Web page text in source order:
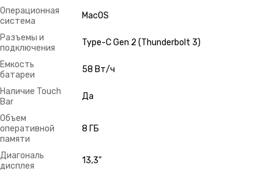
Операционная
система
MacOS
Разъемы и
подключения
Type-C Gen 2 (Thunderbolt 3)
Емкость
батареи
58 Вт/ч
Наличие Touch
Bar
Да
Объем
оперативной
памяти
8 ГБ
Диагональ
дисплея
13,3"